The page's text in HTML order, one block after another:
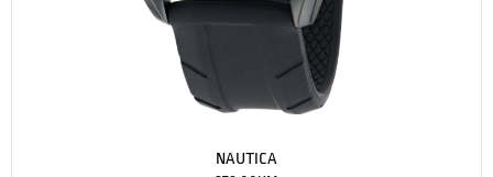
NAUTICA